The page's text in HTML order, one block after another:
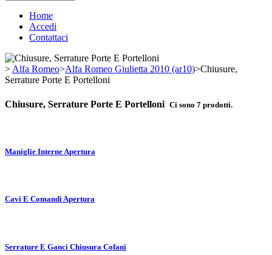
Home
Accedi
Contattaci
>Alfa Romeo>Alfa Romeo Giulietta 2010 (ar10)>Chiusure,
Serrature Porte E Portelloni
Chiusure, Serrature Porte E Portelloni Ci sono 7 prodotti.
Maniglie Interne Apertura
Cavi E Comandi Apertura
Serrature E Ganci Chiusura Cofani